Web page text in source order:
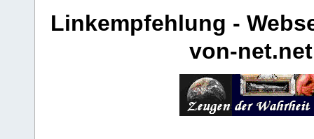
Linkempfehlung -
von-net.net